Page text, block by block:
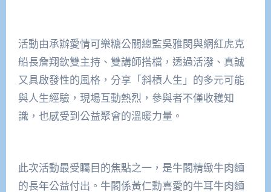
活動由承辦愛情可樂糖公關總監吳雅閔與網紅虎克
船長詹翔欽雙主持、雙講師搭檔，透過活潑、真誠
又具啟發性的風格，分享「斜槓人生」的多元可能
與人生經驗，現場互動熱烈，參與者不僅收穫知
識，也感受到公益聚會的溫暖力量。
此次活動最受矚目的焦點之一，是牛閣精緻牛肉麵
的長年公益付出。牛閣係黃仁勳喜愛的牛耳牛肉麵